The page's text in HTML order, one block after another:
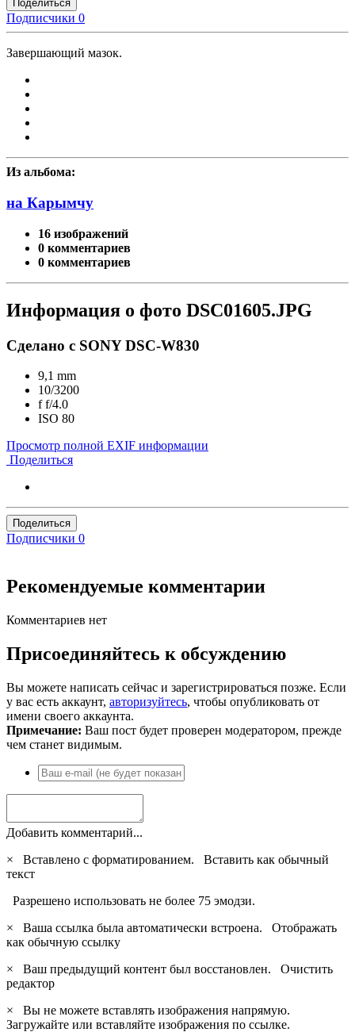
Поделиться
Подписчики 0
Завершающий мазок.
Из альбома:
на Карымчу
16 изображений
0 комментариев
0 комментариев
Информация о фото DSC01605.JPG
Сделано с SONY DSC-W830
9,1 mm
10/3200
ff/4.0
ISO 80
Просмотр полной EXIF информации
Поделиться
Поделиться
Подписчики 0
Рекомендуемые комментарии
Комментариев нет
Присоединяйтесь к обсуждению
Вы можете написать сейчас и зарегистрироваться позже. Если
у вас есть аккаунт, авторизуйтесь, чтобы опубликовать от
имени своего аккаунта.
Примечание: Ваш пост будет проверен модератором, прежде
чем станет видимым.
Добавить комментарий...
×
Вставлено с форматированием. Вставить как обычный
текст
Разрешено использовать не более 75 эмодзи.
×
Ваша ссылка была автоматически встроена. Отображать
как обычную ссылку
×
Ваш предыдущий контент был восстановлен. Очистить
редактор
×
Вы не можете вставлять изображения напрямую.
Загружайте или вставляйте изображения по ссылке.